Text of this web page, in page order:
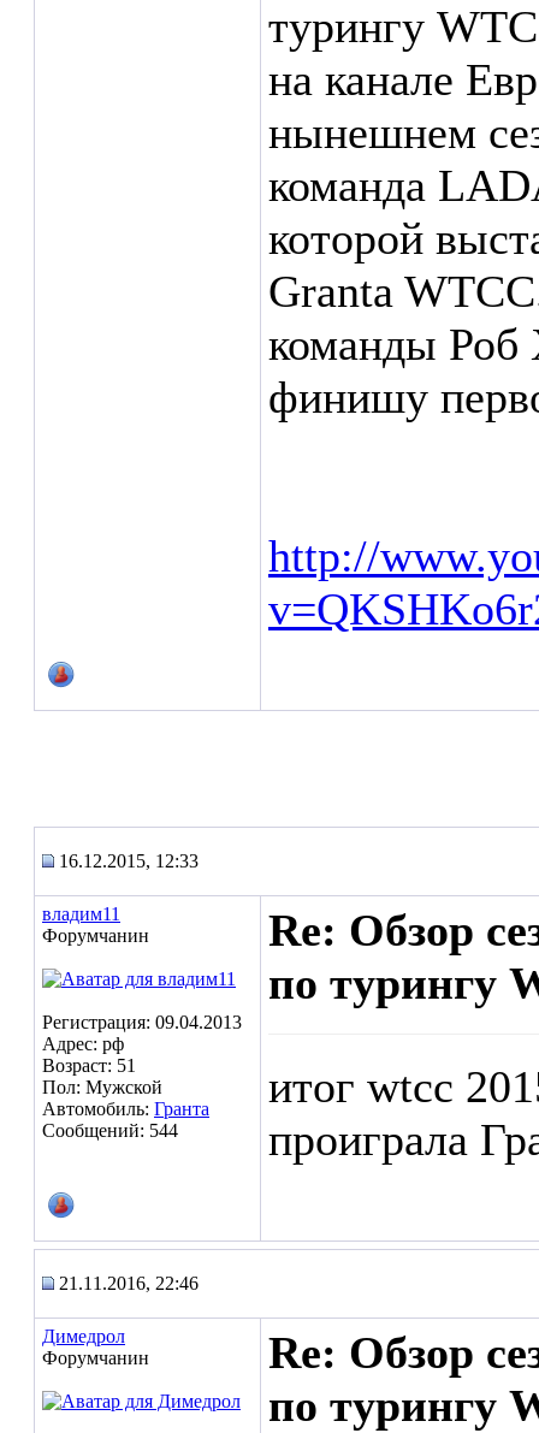
турингу
на канале
нынешнем
команда
которой
Granta
команды Роб
финишу
http://
16.12.2015, 12:33
владим11
Форумчанин
Регистрация: 09.04.2013
Адрес: рф
Возраст: 51
Пол: Мужской
Автомобиль: Гранта
Сообщений: 544
Re: Обзор
по турингу
итог wtcc
проиграла
21.11.2016, 22:46
Димедрол
Форумчанин
Re: Обзор
по турингу